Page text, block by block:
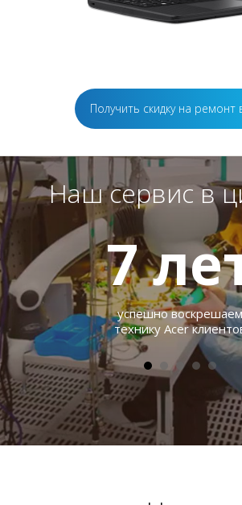
Получить скидку на ремонт
Наш сервис в
7
успешно воскрешаем
технику Acer